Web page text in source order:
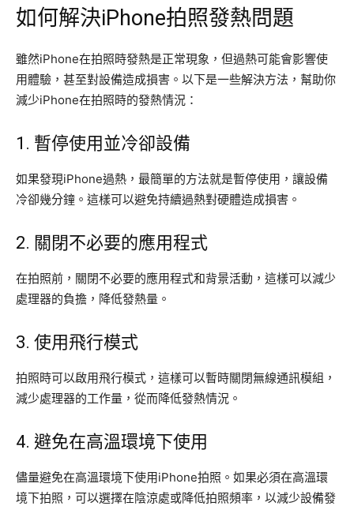
如何解決iPhone拍照發熱問題
雖然iPhone在拍照時發熱是正常現象，但過熱可能會影響使
用體驗，甚至對設備造成損害。以下是一些解決方法，幫助你
減少iPhone在拍照時的發熱情況：
1. 暫停使用並冷卻設備
如果發現iPhone過熱，最簡單的方法就是暫停使用，讓設備
冷卻幾分鐘。這樣可以避免持續過熱對硬體造成損害。
2. 關閉不必要的應用程式
在拍照前，關閉不必要的應用程式和背景活動，這樣可以減少
處理器的負擔，降低發熱量。
3. 使用飛行模式
拍照時可以啟用飛行模式，這樣可以暫時關閉無線通訊模組，
減少處理器的工作量，從而降低發熱情況。
4. 避免在高溫環境下使用
儘量避免在高溫環境下使用iPhone拍照。如果必須在高溫環
境下拍照，可以選擇在陰涼處或降低拍照頻率，以減少設備發